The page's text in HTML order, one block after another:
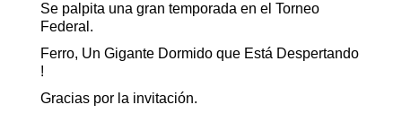
Se palpita una gran temporada en el Torneo
Federal.
Ferro, Un Gigante Dormido que Está Despertando
!
Gracias por la invitación.